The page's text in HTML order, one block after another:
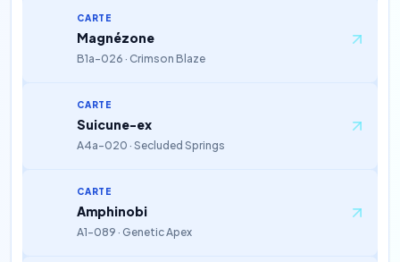
CARTE
Magnézone
B1a-026 · Crimson Blaze
CARTE
Suicune-ex
A4a-020 · Secluded Springs
CARTE
Amphinobi
A1-089 · Genetic Apex